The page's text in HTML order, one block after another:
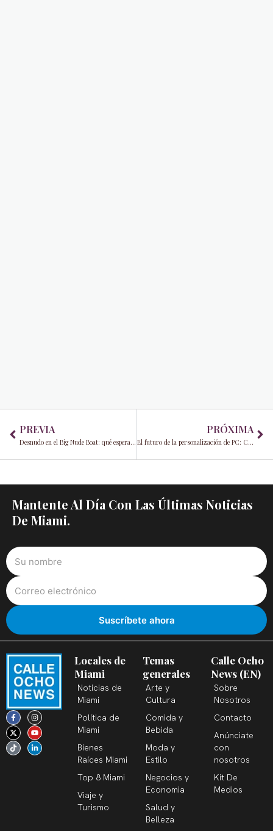
PREVIA
Desnudo en el Big Nude Boat: qué esperar en un crucero totalmente desnudo
PRÓXIMA
El futuro de la personalización de PC: Carcasas de PC personalizadas con impresión UV
Mantente Al Día Con Las Últimas Noticias
De Miami.
F
a
c
e
b
o
o
I
n
s
t
a
g
r
X
-
t
w
i
t
t
Y
o
u
t
u
b
e
T
i
k
t
o
k
L
i
n
k
e
d
i
Locales de
Miami
Noticias de
Miami
Política de
Miami
Bienes
Raíces Miami
Top 8 Miami
Viaje y
Turismo
Temas
generales
Arte y
Cultura
Comida y
Bebida
Moda y
Estilo
Negocios y
Economia
Salud y
Belleza
Calle Ocho
News (EN)
Sobre
Nosotros
Contacto
Anúnciate
con
nosotros
Kit De
Medios